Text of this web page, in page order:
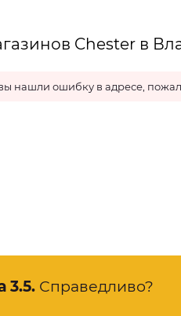
Chester в
нашли ошибку в адресе,
3.5. Справедливо?